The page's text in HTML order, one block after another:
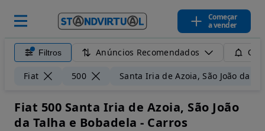
Começar
a vender
Filtros Anúncios Recomendados
Fiat 500 Santa Iria de Azoia, São João da
Fiat 500 Santa Iria de Azoia, São João
da Talha e Bobadela - Carros